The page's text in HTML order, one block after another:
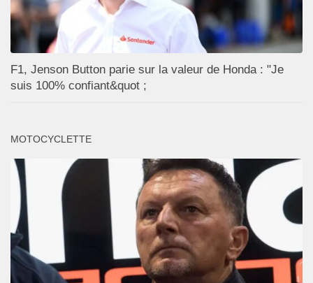
F1, Jenson Button parie sur la valeur de Honda : "Je
suis 100% confiant&quot ;
MOTOCYCLETTE